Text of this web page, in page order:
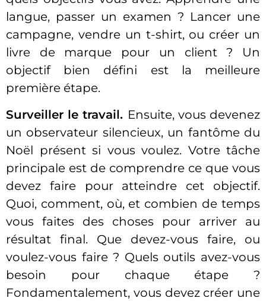
langue, passer un examen ? Lancer une
campagne, vendre un t-shirt, ou créer un
livre de marque pour un client ? Un
objectif bien défini est la meilleure
première étape.
Surveiller le travail. Ensuite, vous devenez
un observateur silencieux, un fantôme du
Noël présent si vous voulez. Votre tâche
principale est de comprendre ce que vous
devez faire pour atteindre cet objectif.
Quoi, comment, où, et combien de temps
vous faites des choses pour arriver au
résultat final. Que devez-vous faire, ou
voulez-vous faire ? Quels outils avez-vous
besoin pour chaque étape ?
Fondamentalement, vous devez créer une